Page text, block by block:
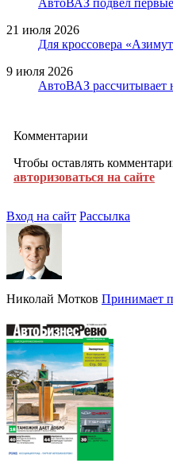
21 июля 2026
Для кроссовера
9 июля 2026
АвтоВАЗ рассчитывает
Комментарии
Чтобы оставлять
авторизоваться на сайте
Вход на сайт Рассылка
Николай Мотков Принимает